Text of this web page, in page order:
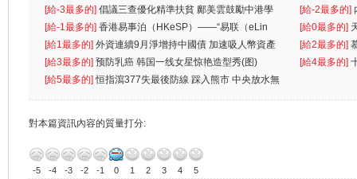
首位
一
[給-3最多的] 倡議三查優化精準扶貧 鄺美雲鼓勵中港學
生
[給-2最多的]
人
[給-1最多的] 香港易事泊（HKeSP）——“易联（eLin
k）”项目
[給0最多的]
[給1最多的] 外資連續9月淨增持中國債 加速吸人幣資產 [給2最多的]
[給3最多的] 预防乳癌 韩国一线女星惊艳造型秀(图) [給4最多的]
[給5最多的]恒指瀉377失最後防線 踩入熊市 中央放水無
對本篇資訊內容的質量打分:
-5 -4 -3 -2 -1 0 1 2 3 4 5